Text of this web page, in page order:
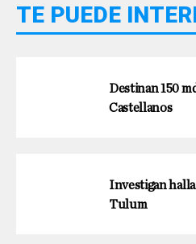
TE PUEDE
Destinan 150
Castellanos
Investigan
Tulum